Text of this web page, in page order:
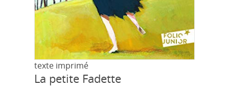
texte imprimé
La petite Fadette